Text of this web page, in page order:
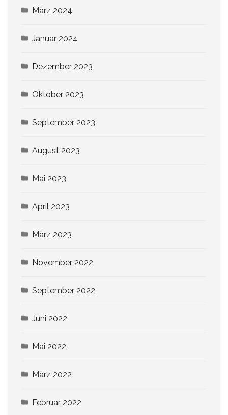
März 2024
Januar 2024
Dezember 2023
Oktober 2023
September 2023
August 2023
Mai 2023
April 2023
März 2023
November 2022
September 2022
Juni 2022
Mai 2022
März 2022
Februar 2022